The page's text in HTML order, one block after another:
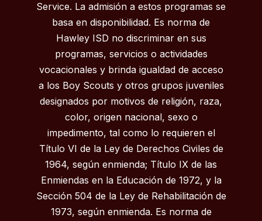
Service. La admisión a estos programas se
basa en disponibilidad. Es norma de
Hawley ISD no discriminar en sus
programas, servicios o actividades
vocacionales y brinda igualdad de acceso
a los Boy Scouts y otros grupos juveniles
designados por motivos de religión, raza,
color, origen nacional, sexo o
impedimento, tal como lo requieren el
Título VI de la Ley de Derechos Civiles de
1964, según enmienda; Título IX de las
Enmiendas en la Educación de 1972, y la
Sección 504 de la Ley de Rehabilitación de
1973, según enmienda. Es norma de